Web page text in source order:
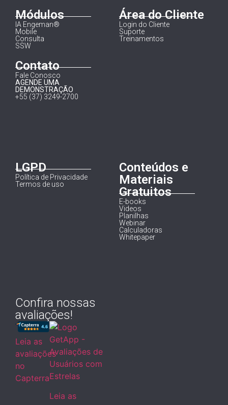
Módulos
IA Engeman®
Mobile
Consulta
SSW
Área do Cliente
Login do Cliente
Suporte
Treinamentos
Contato
Fale Conosco
AGENDE UMA
DEMONSTRAÇÃO
+55 (37) 3249-2700
LGPD
Política de Privacidade
Termos de uso
Conteúdos e
Materiais
Gratuitos
E-books
Videos
Planilhas
Webinar
Calculadoras
Whitepaper
Confira nossas
avaliações!
Leia as
avaliações
no
Capterra
Leia as